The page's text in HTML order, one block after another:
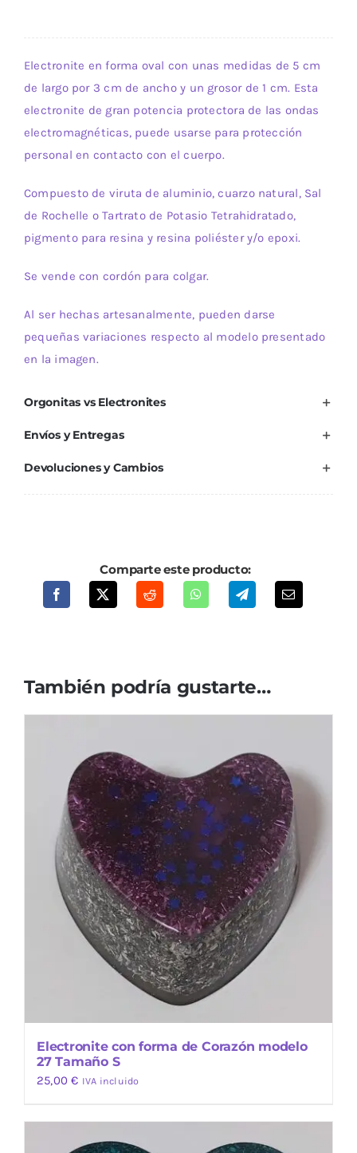
Electronite en forma oval con unas medidas de 5 cm
de largo por 3 cm de ancho y un grosor de 1 cm. Esta
electronite de gran potencia protectora de las ondas
electromagnéticas, puede usarse para protección
personal en contacto con el cuerpo.
Compuesto de viruta de aluminio, cuarzo natural, Sal
de Rochelle o Tartrato de Potasio Tetrahidratado,
pigmento para resina y resina poliéster y/o epoxi.
Se vende con cordón para colgar.
Al ser hechas artesanalmente, pueden darse
pequeñas variaciones respecto al modelo presentado
en la imagen.
Orgonitas vs Electronites
Envíos y Entregas
Devoluciones y Cambios
Comparte este producto:
También podría gustarte…
Electronite con forma de Corazón modelo
27 Tamaño S
25,00€ IVA incluido